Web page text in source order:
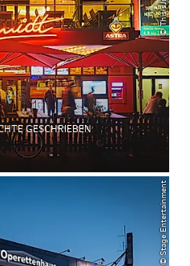
GESCHRIEBEN
© Stage Entertainment